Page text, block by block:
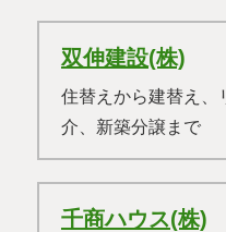
双伸建設(株)
住替えから建替え、
介、新築分譲まで
千商ハウス(株)